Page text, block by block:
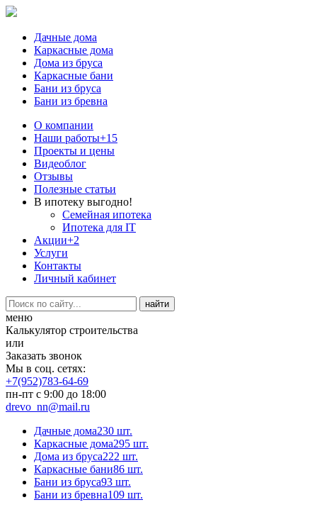
Дачные дома
Каркасные дома
Дома из бруса
Каркасные бани
Бани из бруса
Бани из бревна
О компании
Наши работы+15
Проекты и цены
Видеоблог
Отзывы
Полезные статьи
В ипотеку выгодно!
Семейная ипотека
Ипотека для IT
Акции+2
Услуги
Контакты
Личный кабинет
меню
Калькулятор строительства
или
Заказать звонок
Мы в соц. сетях:
+7(952)783-64-69
пн-пт с 9:00 до 18:00
drevo_nn@mail.ru
Дачные дома230 шт.
Каркасные дома295 шт.
Дома из бруса222 шт.
Каркасные бани86 шт.
Бани из бруса93 шт.
Бани из бревна109 шт.